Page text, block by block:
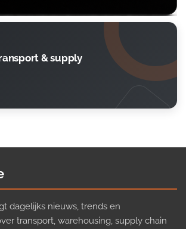
& supply
dagelijks nieuws, trends en
transport, warehousing, supply chain